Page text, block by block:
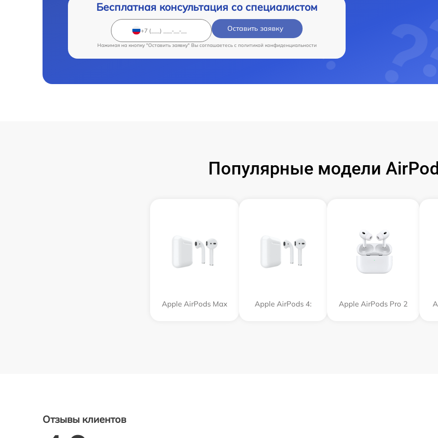
Бесплатная консультация со специалистом
Оставить заявку
Нажимая на кнопку "Оставить заявку" Вы соглашаетесь c политикой конфиденциальности
Популярные модели
Apple AirPods Max Apple AirPods 4: Apple AirPods Pro 2
Отзывы клиентов